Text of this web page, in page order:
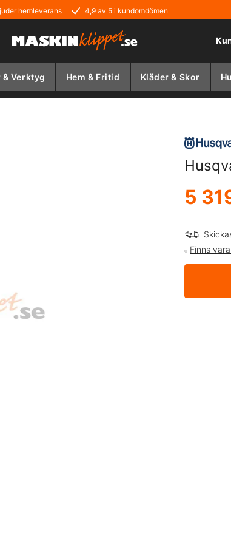
hemleverans 4,9 av 5 i kundomdömen
Verktyg Hem & Fritid Kläder & Skor
5
Finns